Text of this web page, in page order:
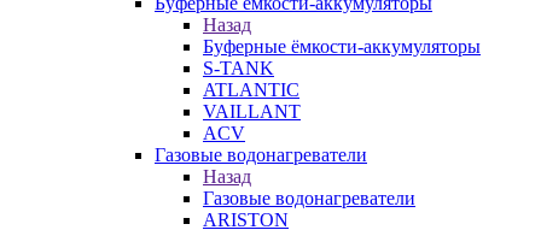
Назад
Буферные ёмкости-аккумуляторы
S-TANK
ATLANTIC
VAILLANT
ACV
Газовые водонагреватели
Назад
Газовые водонагреватели
ARISTON